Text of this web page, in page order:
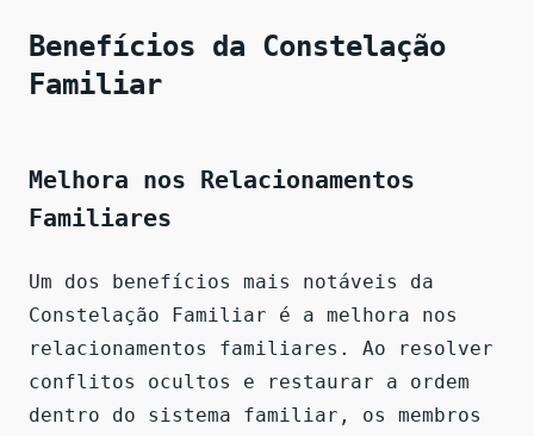
Benefícios da Constelação
Familiar
Melhora nos Relacionamentos
Familiares
Um dos benefícios mais notáveis da
Constelação Familiar é a melhora nos
relacionamentos familiares. Ao resolver
conflitos ocultos e restaurar a ordem
dentro do sistema familiar, os membros